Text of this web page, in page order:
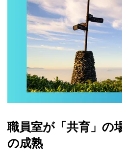
職員室が「共育」の
の成熟